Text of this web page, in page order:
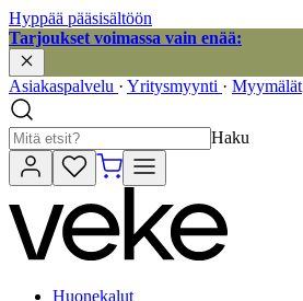
Hyppää pääsisältöön
Tarjoukset voimassa vain enää:
Asiakaspalvelu · Yritysmyynti · Myymälät
Haku
Huonekalut